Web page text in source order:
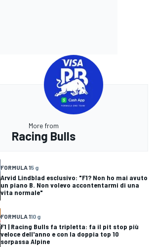
More from
Racing Bulls
FORMULA 15 g
Arvid Lindblad esclusivo: "F1? Non ho mai avuto
un piano B. Non volevo accontentarmi di una
vita normale"
FORMULA 110 g
F1 | Racing Bulls fa tripletta: fa il pit stop più
veloce dell'anno e con la doppia top 10
sorpassa Alpine